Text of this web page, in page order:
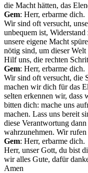
die Macht hätten, das
Gem: Herr, erbarme dich.
Wir sind oft versucht,
unbequem ist,
unsere eigene Macht
nötig sind, um dieser
Hilf uns, die rechten
Gem: Herr, erbarme dich.
Wir sind oft versucht, die
machen wir dich für das
selten erkennen wir, dass
bitten dich: mache uns
machen. Lass uns bereit
diese Verantwortung
wahrzunehmen. Wir
Gem: Herr, erbarme dich.
Herr, unser Gott, du bist
wir alles Gute, dafür
Amen